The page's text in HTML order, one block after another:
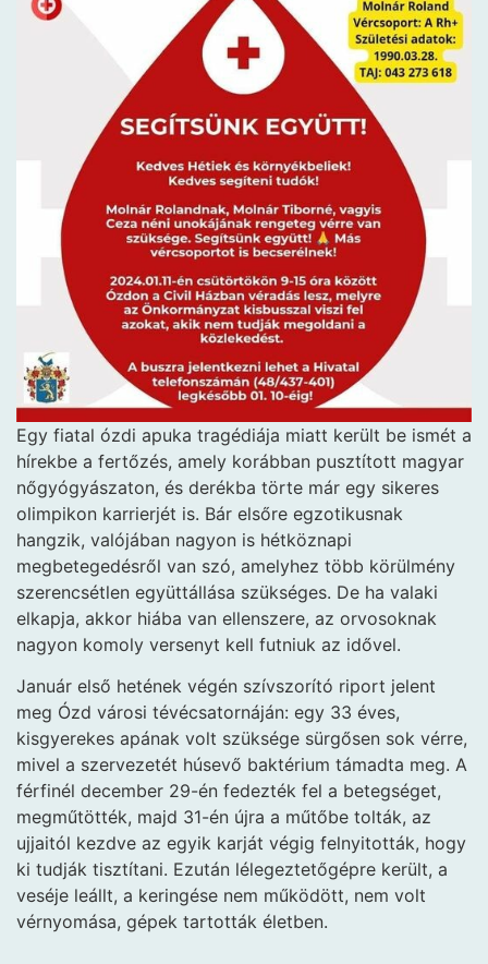
Egy fiatal ózdi apuka tragédiája miatt került be ismét a
hírekbe a fertőzés, amely korábban pusztított magyar
nőgyógyászaton, és derékba törte már egy sikeres
olimpikon karrierjét is. Bár elsőre egzotikusnak
hangzik, valójában nagyon is hétköznapi
megbetegedésről van szó, amelyhez több körülmény
szerencsétlen együttállása szükséges. De ha valaki
elkapja, akkor hiába van ellenszere, az orvosoknak
nagyon komoly versenyt kell futniuk az idővel.
Január első hetének végén szívszorító riport jelent
meg Ózd városi tévécsatornáján: egy 33 éves,
kisgyerekes apának volt szüksége sürgősen sok vérre,
mivel a szervezetét húsevő baktérium támadta meg. A
férfinél december 29-én fedezték fel a betegséget,
megműtötték, majd 31-én újra a műtőbe tolták, az
ujjaitól kezdve az egyik karját végig felnyitották, hogy
ki tudják tisztítani. Ezután lélegeztetőgépre került, a
veséje leállt, a keringése nem működött, nem volt
vérnyomása, gépek tartották életben.